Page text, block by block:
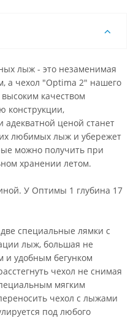
лыж - это незаменимая
а чехол "Optima 2" нашего
качеством
конструкции,
ценой станет
любимых лыж и убережет
можно получить при
хранении летом.
У Оптимы 1 глубина 17
специальные лямки с
лыж, большая не
удобным бегунком
чехол не снимая
мягким
чехол с лыжами
под любого